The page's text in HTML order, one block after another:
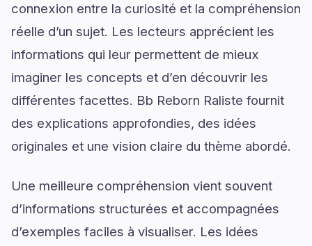
connexion entre la curiosité et la compréhension
réelle d’un sujet. Les lecteurs apprécient les
informations qui leur permettent de mieux
imaginer les concepts et d’en découvrir les
différentes facettes. Bb Reborn Raliste fournit
des explications approfondies, des idées
originales et une vision claire du thème abordé.
Une meilleure compréhension vient souvent
d’informations structurées et accompagnées
d’exemples faciles à visualiser. Les idées